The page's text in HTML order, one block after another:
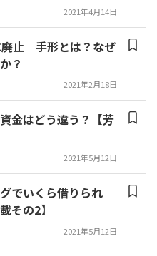
2021年4月14日
廃止 手形とは？なぜ
？
2021年2月18日
金はどう違う？【芳
2021年5月12日
でいくら借りられ
その2】
2021年5月12日